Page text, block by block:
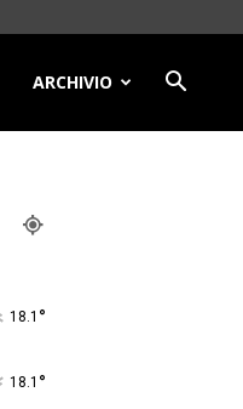
ARCHIVIO
18.1 °
18.1 °